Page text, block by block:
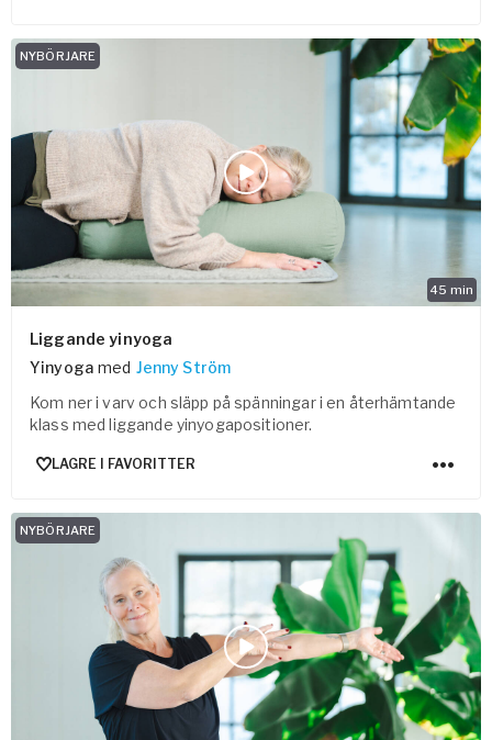
45 min
NYBÖRJARE
Liggande yinyoga
Yinyoga med Jenny Ström
Kom ner i varv och släpp på spänningar i en återhämtande
klass med liggande yinyogapositioner.
LAGRE I FAVORITTER
NYBÖRJARE